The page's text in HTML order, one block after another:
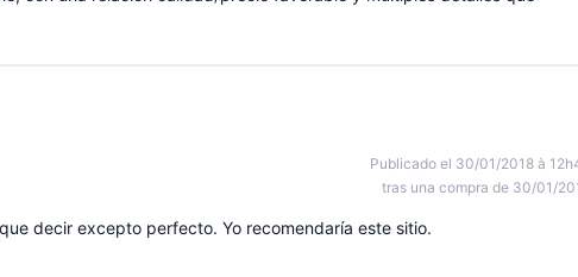
Publicado el 30/01/2018 à
tras una compra de 30/01/
decir excepto perfecto. Yo recomendaría este sitio.